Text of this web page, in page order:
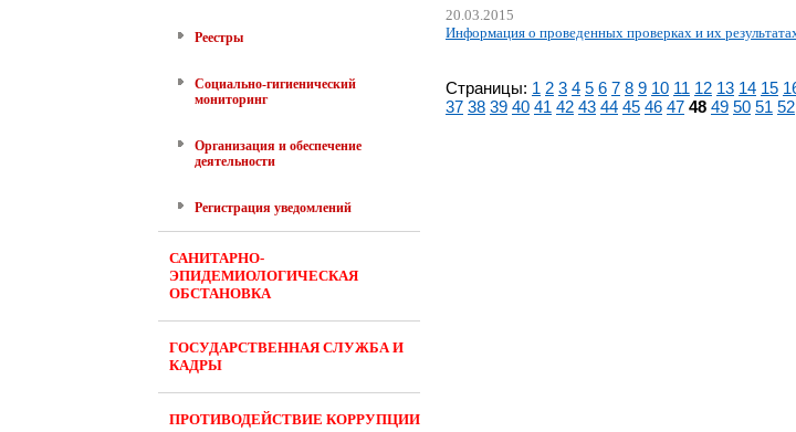
Реестры
Социально-гигиенический
мониторинг
Организация и обеспечение
деятельности
Регистрация уведомлений
САНИТАРНО-
ЭПИДЕМИОЛОГИЧЕСКАЯ
ОБСТАНОВКА
ГОСУДАРСТВЕННАЯ СЛУЖБА И
КАДРЫ
ПРОТИВОДЕЙСТВИЕ КОРРУПЦИИ
20.03.2015
Информация о проведенных проверках и их
Страницы: 1 2 3 4 5 6 7 8 9 10 11 12 13 14 15
37 38 39 40 41 42 43 44 45 46 47 48 49 50 51 52